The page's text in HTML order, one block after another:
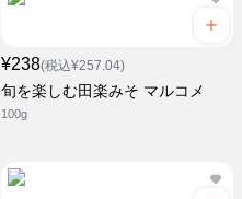
¥238(税込¥257.04)
旬を楽しむ田楽みそ マルコメ
100g